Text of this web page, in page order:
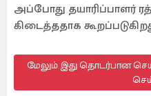
அப்போது தயாரிப்பாளர்
கிடைத்ததாக
மேலும் இது தொடர்பான